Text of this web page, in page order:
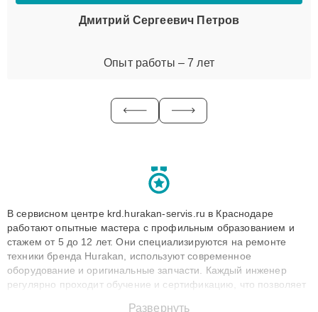
Дмитрий Сергеевич Петров
Опыт работы – 7 лет
В сервисном центре krd.hurakan-servis.ru в Краснодаре
работают опытные мастера с профильным образованием и
стажем от 5 до 12 лет. Они специализируются на ремонте
техники бренда Hurakan, используют современное
оборудование и оригинальные запчасти. Каждый инженер
регулярно проходит обучение и сертификацию, что позволяет
Развернуть